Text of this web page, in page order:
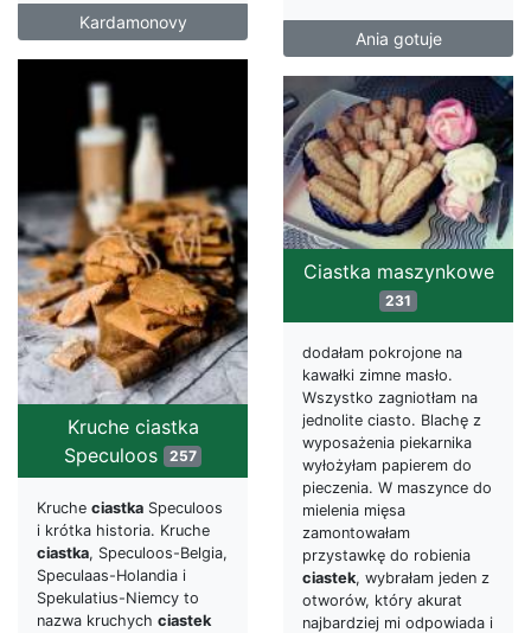
Kardamonovy
Ania gotuje
Kruche ciastka
Speculoos
257
Kruche ciastka Speculoos
i krótka historia. Kruche
ciastka, Speculoos-Belgia,
Speculaas-Holandia i
Spekulatius-Niemcy to
nazwa kruchych ciastek
Ciastka maszynkowe
231
dodałam pokrojone na
kawałki zimne masło.
Wszystko zagniotłam na
jednolite ciasto. Blachę z
wyposażenia piekarnika
wyłożyłam papierem do
pieczenia. W maszynce do
mielenia mięsa
zamontowałam
przystawkę do robienia
ciastek, wybrałam jeden z
otworów, który akurat
najbardziej mi odpowiada i